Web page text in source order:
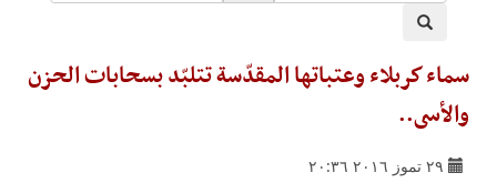
سماء كربلاء وعتباتها المقدّسة تتلبّد بسحابات الحزن
والأسى..
٢٩ تموز ٢٠١٦ ٢٠:٣٦